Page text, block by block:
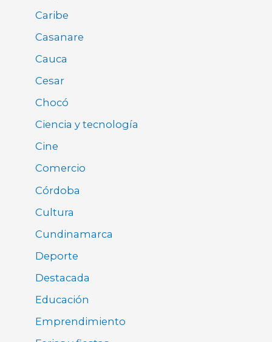
Caribe
Casanare
Cauca
Cesar
Chocó
Ciencia y tecnología
Cine
Comercio
Córdoba
Cultura
Cundinamarca
Deporte
Destacada
Educación
Emprendimiento